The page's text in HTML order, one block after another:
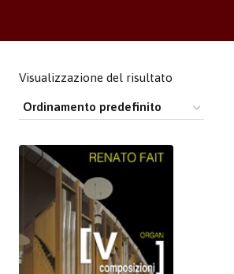
Visualizzazione del risultato